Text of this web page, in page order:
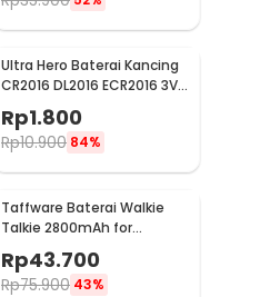
Ultra Hero Baterai Kancing
CR2016 DL2016 ECR2016 3V
Lithium 1 PCS
Rp1.800
Rp10.900 84%
Taffware Baterai Walkie
Talkie 2800mAh for
Taffware Pofung BF-UV82 -
BL-8
Rp43.700
Rp75.900 43%